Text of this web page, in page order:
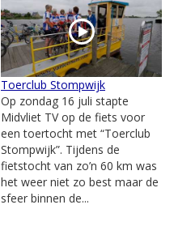
Toerclub Stompwijk
Op zondag 16 juli stapte
Midvliet TV op de fiets voor
een toertocht met “Toerclub
Stompwijk”. Tijdens de
fietstocht van zo’n 60 km was
het weer niet zo best maar de
sfeer binnen de...